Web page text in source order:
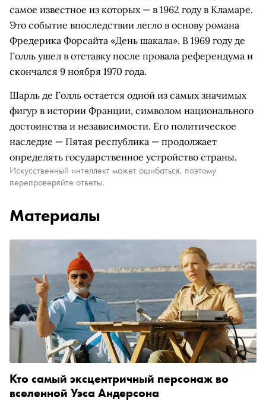
самое известное из которых — в 1962 году в Кламаре.
Это событие впоследствии легло в основу романа
Фредерика Форсайта «День шакала». В 1969 году де
Голль ушел в отставку после провала референдума и
скончался 9 ноября 1970 года.
Шарль де Голль остается одной из самых значимых
фигур в истории Франции, символом национального
достоинства и независимости. Его политическое
наследие — Пятая республика — продолжает
определять государственное устройство страны.
Искусственный интеллект может ошибаться, поэтому
перепроверяйте ответы.
Материалы
Кто самый эксцентричный персонаж во
вселенной Уэса Андерсона